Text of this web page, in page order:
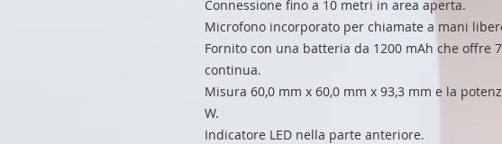
Connessione fino a 10 metri in area aperta.
Microfono incorporato per chiamate a mani
Fornito con una batteria da 1200 mAh che offre
continua.
Misura 60,0 mm x 60,0 mm x 93,3 mm e la
W.
Indicatore LED nella parte anteriore.